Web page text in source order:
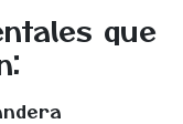
que